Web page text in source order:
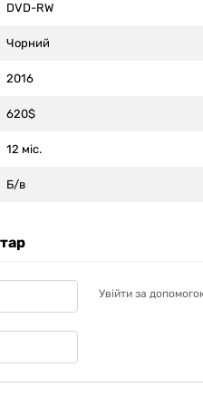
DVD-RW
Чорний
2016
620$
12 міс.
Б/в
Увійти за